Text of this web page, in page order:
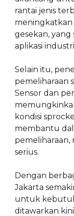
rantai jenis
meningkatkan
gesekan,
aplikasi
Selain itu,
pemeliharaan
Sensor dan
kondisi
membantu
pemeliharaan,
serius.
Dengan
Jakarta
untuk
ditawarkan